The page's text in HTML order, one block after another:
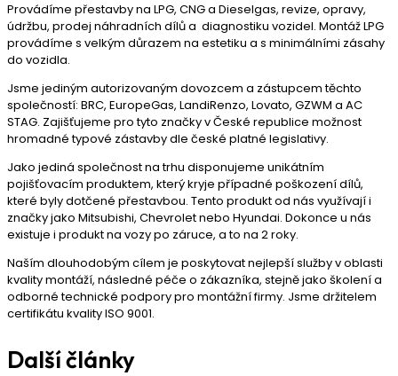
Provádíme přestavby na LPG, CNG a Dieselgas, revize, opravy,
údržbu, prodej náhradních dílů a diagnostiku vozidel. Montáž LPG
provádíme s velkým důrazem na estetiku a s minimálními zásahy
do vozidla.
Jsme jediným autorizovaným dovozcem a zástupcem těchto
společností: BRC, EuropeGas, LandiRenzo, Lovato, GZWM a AC
STAG. Zajišťujeme pro tyto značky v České republice možnost
hromadné typové zástavby dle české platné legislativy.
Jako jediná společnost na trhu disponujeme unikátním
pojišťovacím produktem, který kryje případné poškození dílů,
které byly dotčené přestavbou. Tento produkt od nás využívají i
značky jako Mitsubishi, Chevrolet nebo Hyundai. Dokonce u nás
existuje i produkt na vozy po záruce, a to na 2 roky.
Naším dlouhodobým cílem je poskytovat nejlepší služby v oblasti
kvality montáží, následné péče o zákazníka, stejně jako školení a
odborné technické podpory pro montážní firmy. Jsme držitelem
certifikátu kvality ISO 9001.
Další články